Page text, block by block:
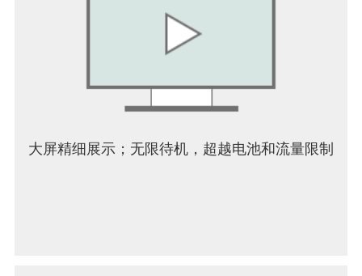
- 官方脸书: https://www.facebook.com/BirdieCrush/
https://www.youtube.com/c/BirdieCrushFantasyGolf
Deutsch, français, Español, Bahasa Indonesia,
大屏精细展示；无限待机，超越电池和流量限制